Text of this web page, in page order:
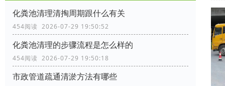
化粪池清理清掏周期跟什么有关
454阅读 2026-07-29 19:50:52
化粪池清理的步骤流程是怎么样的
454阅读 2026-07-29 19:50:18
市政管道疏通清淤方法有哪些